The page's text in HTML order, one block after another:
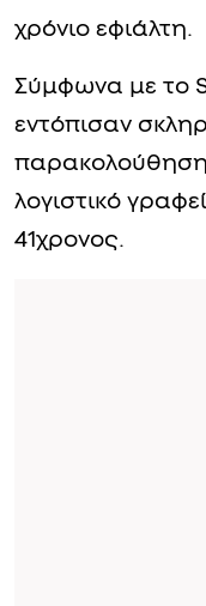
χρόνιο εφιάλτη.
Σύμφωνα με το
εντόπισαν
λογιστικό
41χρονος.